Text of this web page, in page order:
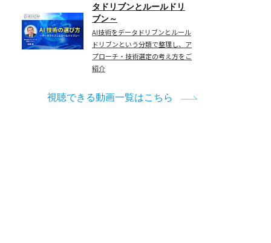
タドリブンとルールドリ
ブン～
AI技術をデータドリブンとルール
ドリブンという分類で整理し、ア
プローチ・技術選定の考え方をご
紹介
視聴できる動画一覧はこちら